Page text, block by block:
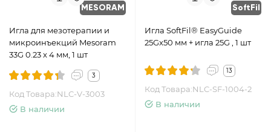
MESORAM
Игла для мезотерапии и
микроинъекций Mesoram
33G 0.23 x 4 мм, 1 шт
3
Код Товара:NLC-V-3003
В наличии
SoftFil
Игла SoftFil® EasyGuide
25Gx50 мм + игла 25G , 1 шт
13
Код Товара:NLC-SF-1004-2
В наличии